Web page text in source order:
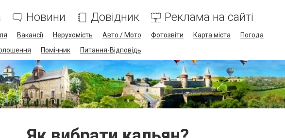
Новини Довідник Реклама на сайті
Вакансії Нерухомість Авто / Мото Фотозвіти Карта міста
Погода
Помічник Питання-Відповідь